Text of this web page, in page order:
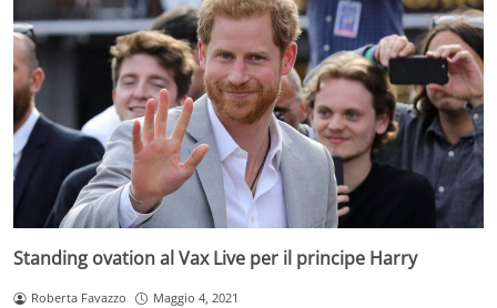
Standing ovation al Vax Live per il principe Harry
Roberta Favazzo Maggio 4, 2021